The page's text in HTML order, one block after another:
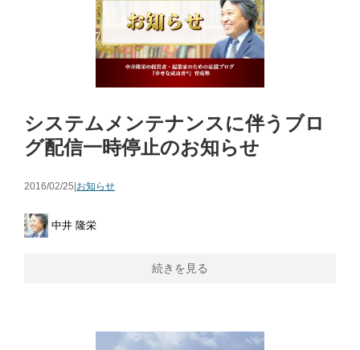
システムメンテナンスに伴うブロ
グ配信一時停止のお知らせ
2016/02/25|お知らせ
中井 隆栄
続きを見る